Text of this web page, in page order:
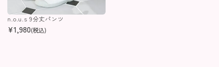
n.o.u.s 9分丈パンツ
¥1,980(税込)